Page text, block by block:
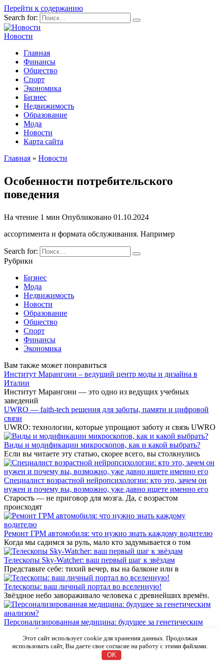
Перейти к содержанию
Search for:
Новости
Главная
Финансы
Общество
Спорт
Экономика
Бизнес
Недвижимость
Образование
Мода
Новости
Карта сайта
Главная » Новости
Особенности потребительского
поведения
На чтение 1 мин Опубликовано 01.10.2024
ассортимента и формата обслуживания. Например
Search for:
Рубрики
Бизнес
Мода
Недвижимость
Новости
Образование
Общество
Спорт
Финансы
Экономика
Вам также может понравиться
Институт Марангони – ведущий центр моды и дизайна в
Италии
Институт Марангони — это одно из ведущих учебных
заведений
UWRO — faith-tech решения для заботы, памяти и цифровой
связи
UWRO: технологии, которые упрощают заботу и связь UWRO
Виды и модификации микроскопов, как и какой выбрать?
Если вы читаете эту статью, скорее всего, вы столкнулись
Специалист возрастной нейропсихологии: кто это, зачем он
нужен и почему вы, возможно, уже давно ищете именно его
Старость — не приговор для мозга. Да, с возрастом
происходят
Ремонт ГРМ автомобиля: что нужно знать каждому водителю
Когда мы садимся за руль, мало кто задумывается о том
Телескопы Sky-Watcher: ваш первый шаг к звёздам
Представьте себе: тихий вечер, вы на балконе или в
Телескопы: ваш личный портал во вселенную!
Звёздное небо завораживало человека с древнейших времён.
Персонализированная медицина: будущее за генетическим
анализом?
Вступление: Генетический код – это уникальная инструкция
© 2026 Новости
Этот сайт использует cookie для хранения данных. Продолжая
использовать сайт, Вы даете свое согласие на работу с этими файлами.
OK